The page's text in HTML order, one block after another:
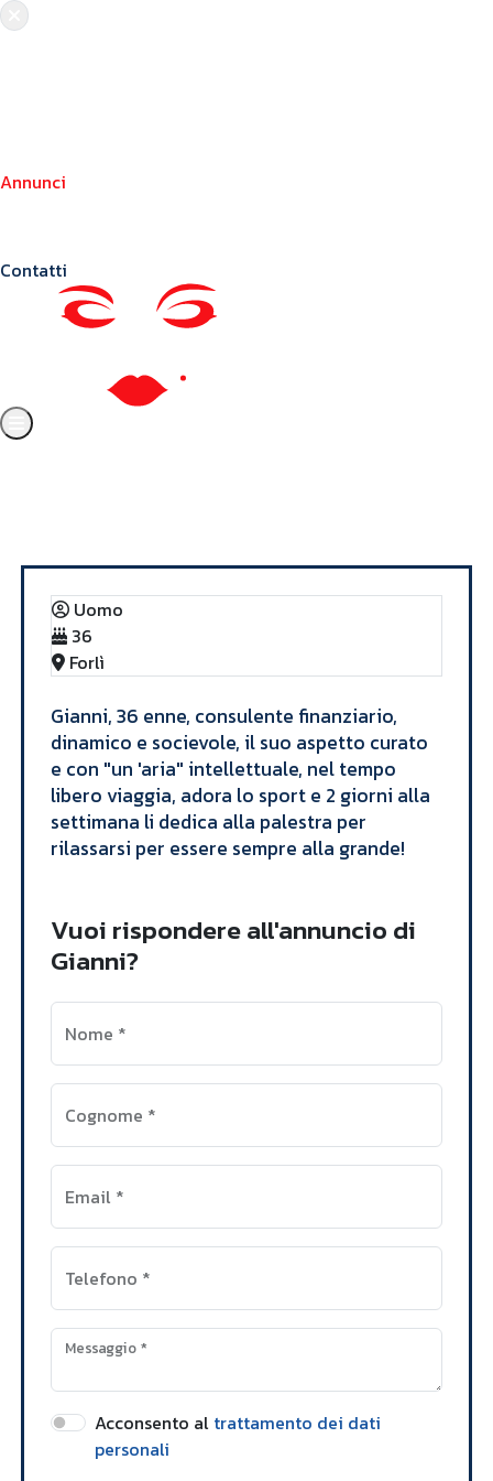
Annunci
Contatti
Annunci
Uomo
36
Forlì
Gianni, 36 enne, consulente finanziario,
dinamico e socievole, il suo aspetto curato
e con "un 'aria" intellettuale, nel tempo
libero viaggia, adora lo sport e 2 giorni alla
settimana li dedica alla palestra per
rilassarsi per essere sempre alla grande!
Vuoi rispondere all'annuncio di
Gianni?
Nome *
Cognome *
Email *
Telefono *
Messaggio*
Acconsento al trattamento dei dati
personali